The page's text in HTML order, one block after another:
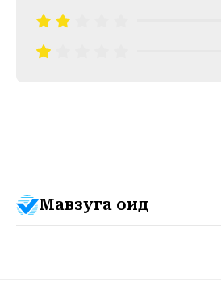
Мавзуга оид